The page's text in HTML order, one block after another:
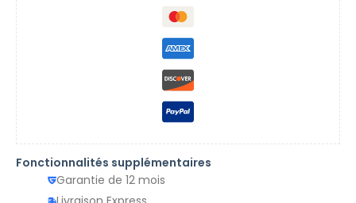
Fonctionnalités supplémentaires
Garantie de 12 mois